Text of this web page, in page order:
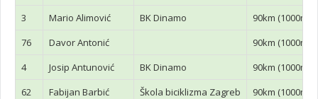
3
Mario Alimović BK Dinamo
90km
76
Davor Antonić
90km
4
Josip Antunović BK Dinamo
90km
62
Fabijan Barbić Škola biciklizma Zagreb
90km